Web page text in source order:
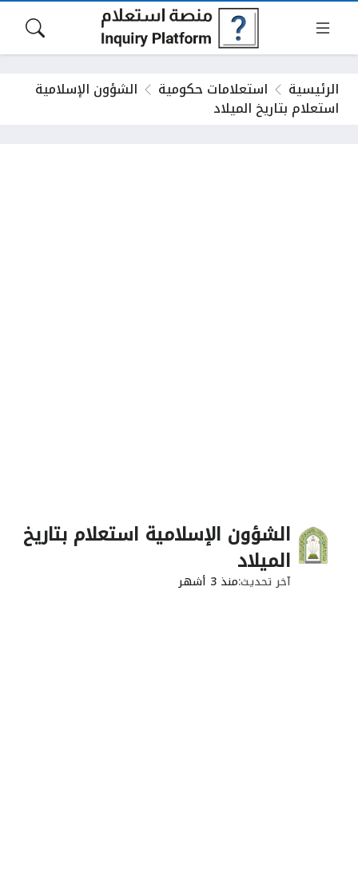
الرئيسية استعلامات حكومية الشؤون الإسلامية
استعلام بتاريخ الميلاد
الشؤون الإسلامية استعلام بتاريخ
الميلاد
آخر تحديثمنذ 3 أشهر